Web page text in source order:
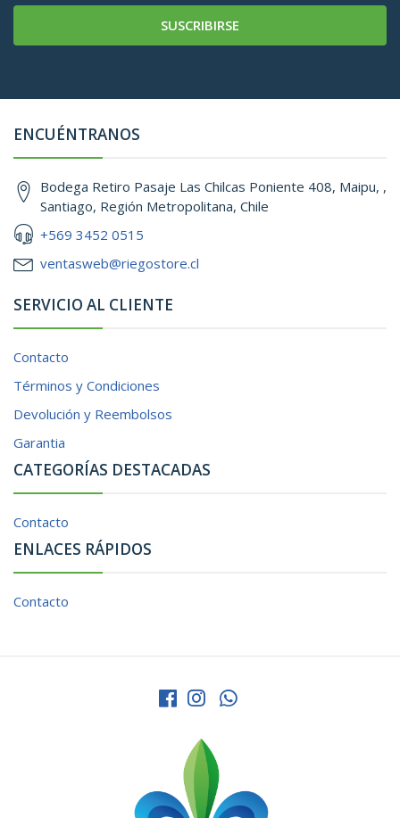
SUSCRIBIRSE
ENCUÉNTRANOS
Bodega Retiro Pasaje Las Chilcas Poniente 408, Maipu, ,
Santiago, Región Metropolitana, Chile
+569 3452 0515
ventasweb@riegostore.cl
SERVICIO AL CLIENTE
Contacto
Términos y Condiciones
Devolución y Reembolsos
Garantia
CATEGORÍAS DESTACADAS
Contacto
ENLACES RÁPIDOS
Contacto